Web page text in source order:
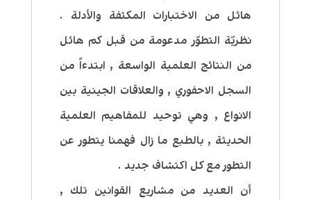
هائل من الاختبارات المكثفة والأدلة .
نظريّة التطوّر مدعومة من قبل كم هائل
من النتائج العلمية الواسعة , ابتدءاً من
السجل الاحفوري , والعلاقات الجينية بين
الانواع , وهي توحيد للمفاهيم العلمية
الحديثة , بالطبع ما زال فهمنا يتطور عن
التطور مع كل اكتشاف جديد .
أن العديد من مشاريع القوانين تلك ,